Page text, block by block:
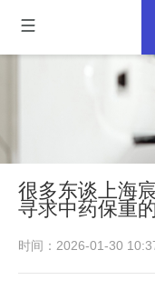
很多东谈上海
寻求中药保重
时间：2026-01-30